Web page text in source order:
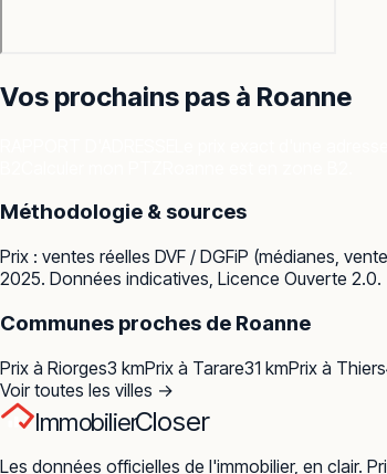
Vos prochains pas à Roanne
Méthodologie & sources
Prix : ventes réelles DVF / DGFiP (médianes,
2025. Données indicatives, Licence Ouverte 2.0.
Communes proches de Roanne
Prix à Riorges3 kmPrix à Tarare31 kmPrix à Thiers
Voir toutes les villes →
ImmobilierCloser
Les données officielles de l'immobilier, en clair.